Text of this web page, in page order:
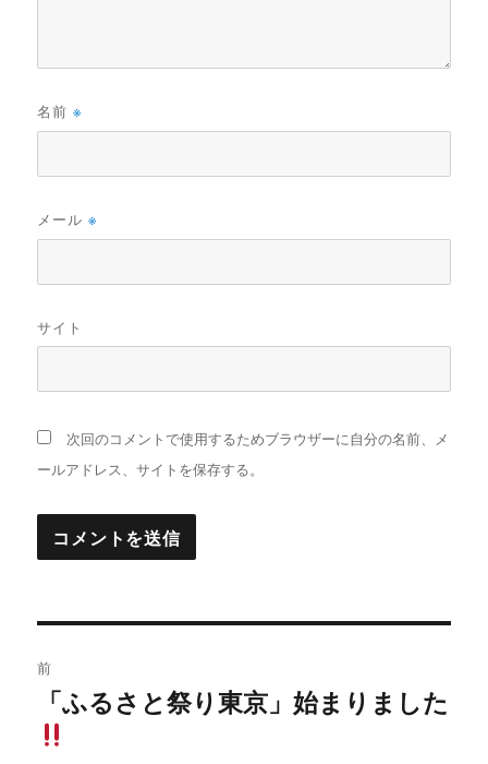
名前※
メール※
サイト
次回のコメントで使用するためブラウザーに自分の名前、メ
ールアドレス、サイトを保存する。
稿
ナ
前
過
去
「ふるさと祭り東京」始まりました